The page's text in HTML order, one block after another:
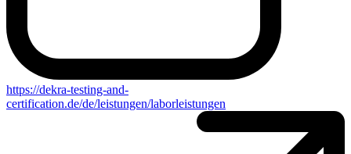
https://dekra-testing-and-
certification.de/de/leistungen/laborleistungen